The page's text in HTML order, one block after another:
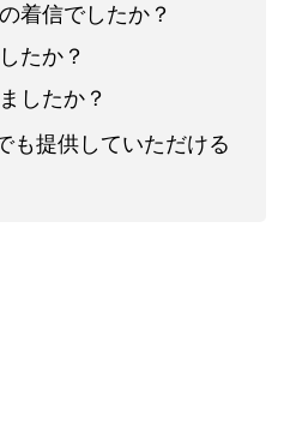
着信でしたか？
たか？
したか？
も提供していただける